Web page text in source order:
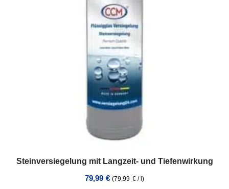
Steinversiegelung mit Langzeit- und Tiefenwirkung
79,99 € (79,99 € / )